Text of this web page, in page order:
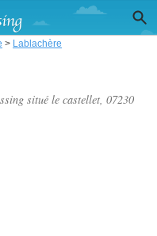
> Lablachère
situé le castellet, 07230